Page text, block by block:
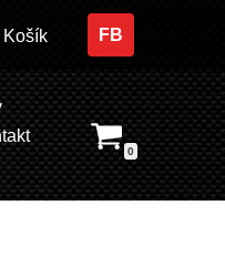
Košík FB
0